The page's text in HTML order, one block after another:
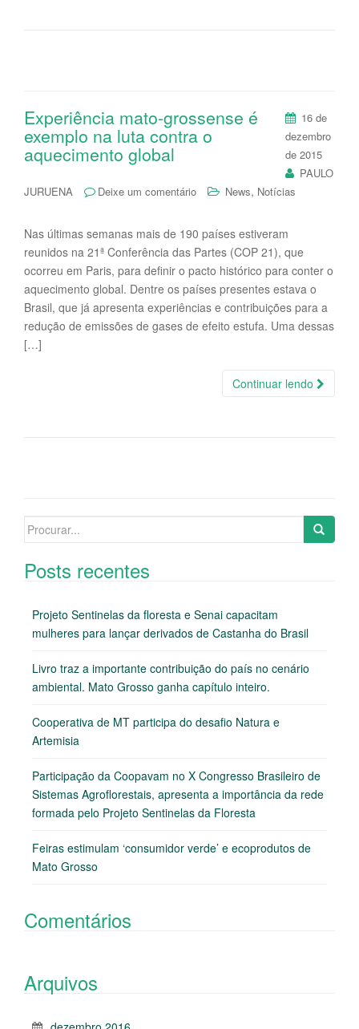
Experiência mato-grossense é
exemplo na luta contra o
aquecimento global
16 de
dezembro
de 2015
PAULO
JURUENA
Deixe um comentário News, Notícias
Nas últimas semanas mais de 190 países estiveram
reunidos na 21ª Conferência das Partes (COP 21), que
ocorreu em Paris, para definir o pacto histórico para conter o
aquecimento global. Dentre os países presentes estava o
Brasil, que já apresenta experiências e contribuições para a
redução de emissões de gases de efeito estufa. Uma dessas
[…]
Continuar lendo
Search
Posts recentes
Projeto Sentinelas da floresta e Senai capacitam
mulheres para lançar derivados de Castanha do Brasil
Livro traz a importante contribuição do país no cenário
ambiental. Mato Grosso ganha capítulo inteiro.
Cooperativa de MT participa do desafio Natura e
Artemisia
Participação da Coopavam no X Congresso Brasileiro de
Sistemas Agroflorestais, apresenta a importância da rede
formada pelo Projeto Sentinelas da Floresta
Feiras estimulam ‘consumidor verde’ e ecoprodutos de
Mato Grosso
Comentários
Arquivos